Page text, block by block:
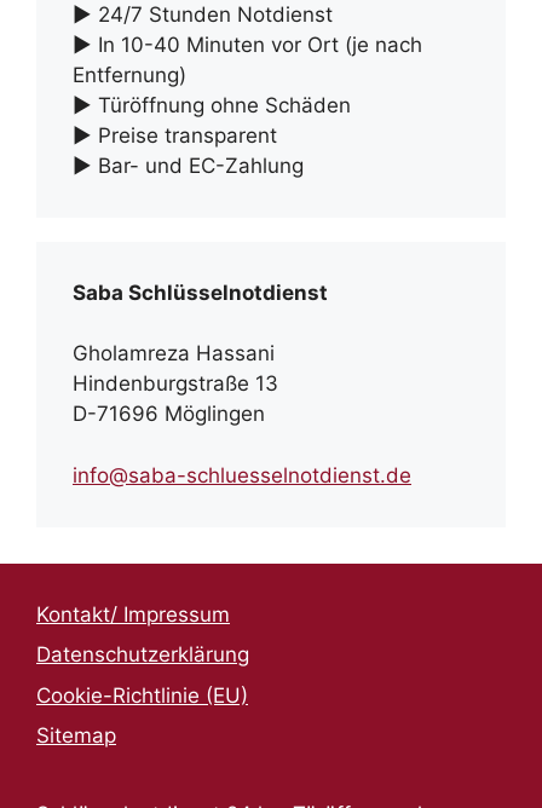
► 24/7 Stunden Notdienst
► In 10-40 Minuten vor Ort (je nach
Entfernung)
► Türöffnung ohne Schäden
► Preise transparent
► Bar- und EC-Zahlung
Saba Schlüsselnotdienst
Gholamreza Hassani
Hindenburgstraße 13
D-71696 Möglingen
info@saba-schluesselnotdienst.de
Kontakt/ Impressum
Datenschutzerklärung
Cookie-Richtlinie (EU)
Sitemap